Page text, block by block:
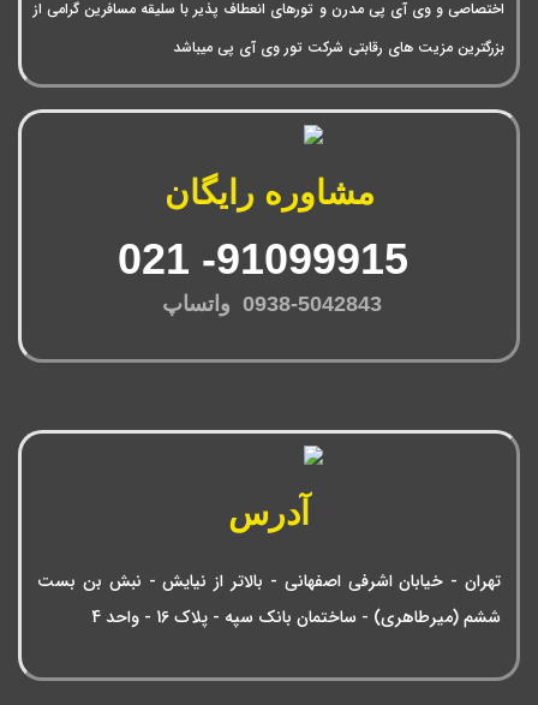
اختصاصی و وی آی پی مدرن و تورهای انعطاف پذیر با سلیقه مسافرین گرامی از
بزرگترین مزیت های رقابتی شرکت تور وی آی پی میباشد
مشاوره رایگان
0938-5042843 واتساپ
آدرس
تهران - خیابان اشرفی اصفهانی - بالاتر از نیایش - نبش بن بست
ششم (میرطاهری) - ساختمان بانک سپه - پلاک 16 - واحد 4